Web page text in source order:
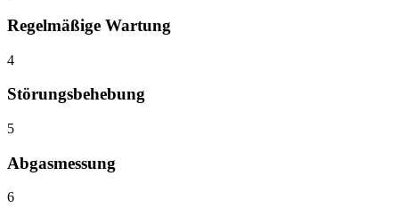
Regelmäßige Wartung
4
Störungsbehebung
5
Abgasmessung
6